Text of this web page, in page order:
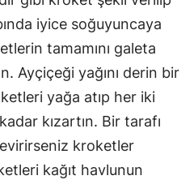
iyice soğuyuncaya
tamamını galeta
Ayçiçeği yağını derin bir
yağa atıp her iki
kızartın. Bir tarafı
kroketler
kağıt havlunun